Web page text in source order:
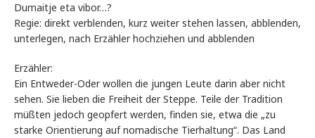
Dumaitje eta vibor…?
Regie: direkt verblenden, kurz weiter stehen lassen, abblenden,
unterlegen, nach Erzähler hochziehen und abblenden
Erzähler:
Ein Entweder-Oder wollen die jungen Leute darin aber nicht
sehen. Sie lieben die Freiheit der Steppe. Teile der Tradition
müßten jedoch geopfert werden, finden sie, etwa die „zu
starke Orientierung auf nomadische Tierhaltung“. Das Land